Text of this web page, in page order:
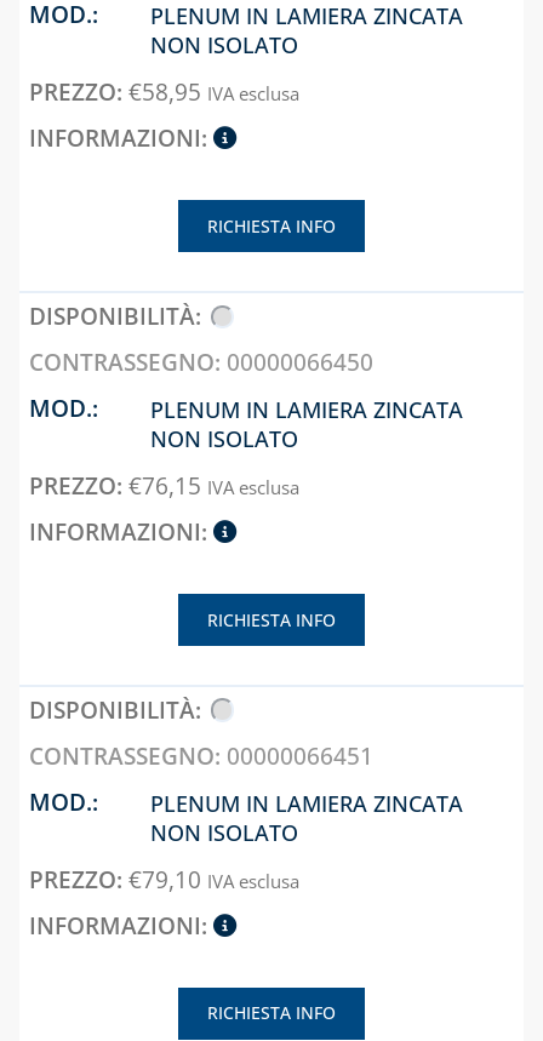
CAPITOLO 07
CASSETTE E
SPORTELLI PER
CONTATORI
ACQUA E
SPORTELLI PER
CASSETTE PER
CONTATORI
ELETTRICI
CASSETTE PER
INTERCETTAZIONE
CAPITOLO 08
BENDE, NASTRI E
GUARNIZIONI
FASCETTE E
NASTRO
GUAINE
SPIRALATE
ESTENSIBILI E
MASSETTI
PLENUM IN LAMIERA ZINCATA
NON ISOLATO
€58,95 IVA esclusa
RICHIESTA INFO
00000066450
PLENUM IN LAMIERA ZINCATA
NON ISOLATO
€76,15 IVA esclusa
RICHIESTA INFO
00000066451
PLENUM IN LAMIERA ZINCATA
NON ISOLATO
€79,10 IVA esclusa
RICHIESTA INFO